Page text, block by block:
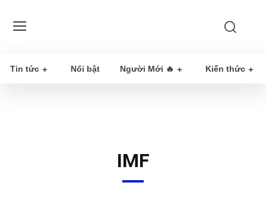
Tin tức Nổi bật Người Mới 🔥 Kiến thức
IMF